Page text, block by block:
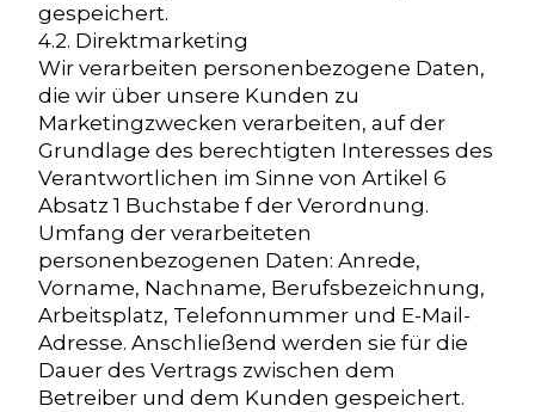
gespeichert.
4.2. Direktmarketing
Wir verarbeiten personenbezogene Daten,
die wir über unsere Kunden zu
Marketingzwecken verarbeiten, auf der
Grundlage des berechtigten Interesses des
Verantwortlichen im Sinne von Artikel 6
Absatz 1 Buchstabe f der Verordnung.
Umfang der verarbeiteten
personenbezogenen Daten: Anrede,
Vorname, Nachname, Berufsbezeichnung,
Arbeitsplatz, Telefonnummer und E-Mail-
Adresse. Anschließend werden sie für die
Dauer des Vertrags zwischen dem
Betreiber und dem Kunden gespeichert.